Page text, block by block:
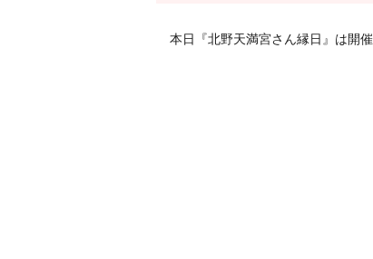
本日『北野天満宮さん縁日』は開